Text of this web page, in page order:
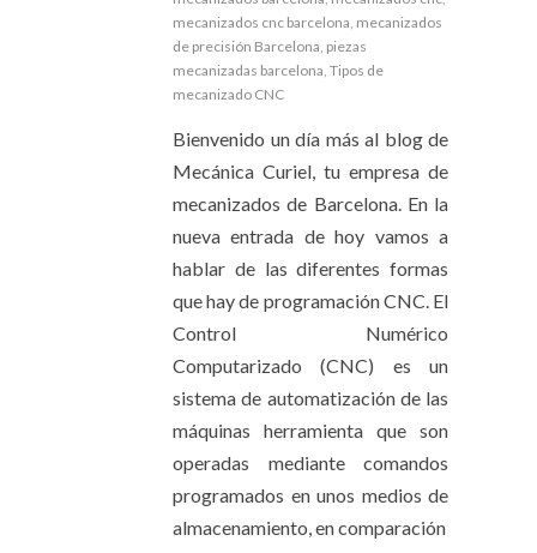
mecanizados cnc barcelona mecanizados
de precisión Barcelona piezas
mecanizadas barcelona Tipos de
mecanizado CNC
Bienvenido un día más al blog de
Mecánica Curiel, tu empresa de
mecanizados de Barcelona. En la
nueva entrada de hoy vamos a
hablar de las diferentes formas
que hay de programación CNC. El
Control Numérico
Computarizado (CNC) es un
sistema de automatización de las
máquinas herramienta que son
operadas mediante comandos
programados en unos medios de
almacenamiento, en comparación